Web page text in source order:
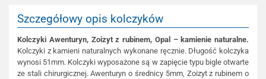
Szczegółowy opis kolczyków
Kolczyki Awenturyn, Zoizyt z rubinem, Opal – kamienie naturalne.
Kolczyki z kamieni naturalnych wykonane ręcznie. Długość kolczyka
wynosi 51mm. Kolczyki wyposażone są w zapięcie typu bigle otwarte
ze stali chirurgicznej. Awenturyn o średnicy 5mm, Zoizyt z rubinem o